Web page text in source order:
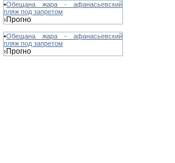
•Обещана жара - афанасьевский
пляж под запретом
›Прогно
•Обещана жара - афанасьевский
пляж под запретом
›Прогно